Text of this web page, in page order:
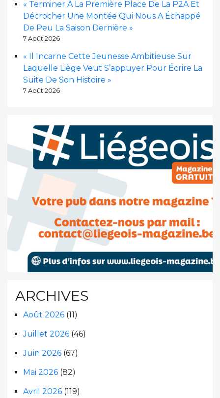
« Terminer À La Première Place De La P2A Et
Décrocher Une Montée Qui Nous A Échappé
De Peu La Saison Dernière »
7 Août 2026
« Il Incarne Cette Jeunesse Ambitieuse Sur
Laquelle Liège Veut S’appuyer Pour Écrire La
Suite De Son Histoire »
7 Août 2026
ARCHIVES
Août 2026 (11)
Juillet 2026 (46)
Juin 2026 (67)
Mai 2026 (82)
Avril 2026 (119)